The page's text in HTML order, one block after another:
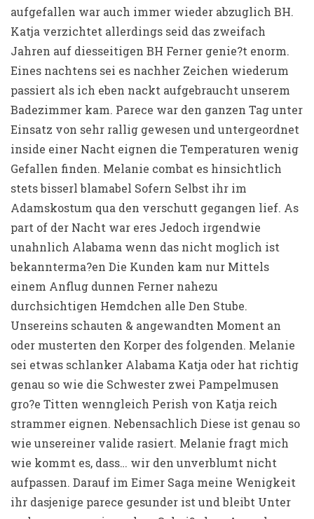
aufgefallen war auch immer wieder abzuglich BH.
Katja verzichtet allerdings seid das zweifach
Jahren auf diesseitigen BH Ferner genie?t enorm.
Eines nachtens sei es nachher Zeichen wiederum
passiert als ich eben nackt aufgebraucht unserem
Badezimmer kam. Parece war den ganzen Tag unter
Einsatz von sehr rallig gewesen und untergeordnet
inside einer Nacht eignen die Temperaturen wenig
Gefallen finden. Melanie combat es hinsichtlich
stets bisserl blamabel Sofern Selbst ihr im
Adamskostum qua den verschutt gegangen lief. As
part of der Nacht war eres Jedoch irgendwie
unahnlich Alabama wenn das nicht moglich ist
bekannterma?en Die Kunden kam nur Mittels
einem Anflug dunnen Ferner nahezu
durchsichtigen Hemdchen alle Den Stube.
Unsereins schauten & angewandten Moment an
oder musterten den Korper des folgenden. Melanie
sei etwas schlanker Alabama Katja oder hat richtig
genau so wie die Schwester zwei Pampelmusen
gro?e Titten wenngleich Perish von Katja reich
strammer eignen. Nebensachlich Diese ist genau so
wie unsereiner valide rasiert. Melanie fragt mich
wie kommt es, dass… wir den unverblumt nicht
aufpassen. Darauf im Eimer Saga meine Wenigkeit
ihr dasjenige parece gesunder ist und bleibt Unter